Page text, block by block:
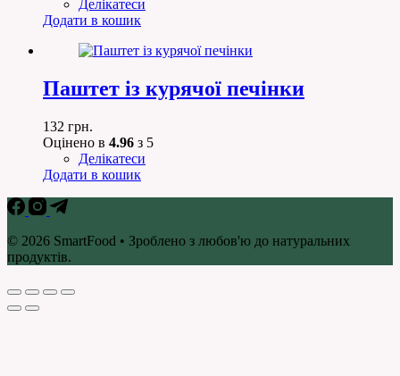
Делікатеси
Додати в кошик
Паштет із курячої печінки
132 грн.
Оцінено в 4.96 з 5
Делікатеси
Додати в кошик
© 2026 SmartFood • Зроблено з любов'ю до натуральних
продуктів.